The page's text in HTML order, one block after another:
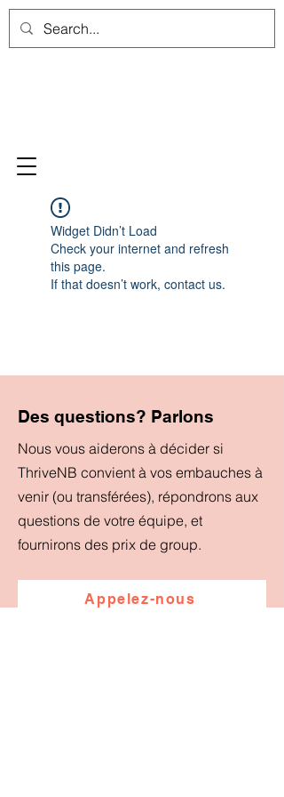
Widget Didn’t Load
Check your internet and refresh
this page.
If that doesn’t work, contact us.
Des questions? Parlons
Nous vous aiderons à décider si
ThriveNB convient à vos embauches à
venir (ou transférées), répondrons aux
questions de votre équipe, et
fournirons des prix de group.
Appelez-nous